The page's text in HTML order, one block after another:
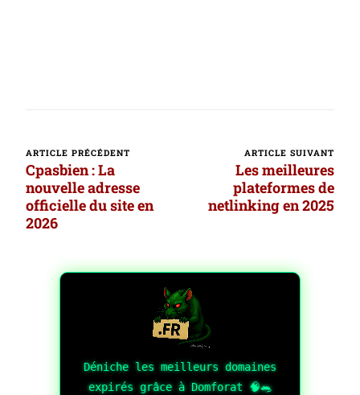
Navigation
d’article
ARTICLE PRÉCÉDENT
Cpasbien : La
nouvelle adresse
officielle du site en
2026
ARTICLE SUIVANT
Les meilleures
plateformes de
netlinking en 2025
Déniche les meilleurs domaines
expirés grâce à Domforat 🧠🐀